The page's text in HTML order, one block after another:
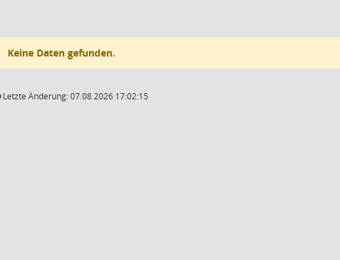
Keine Daten gefunden.
Letzte Änderung: 07.08.2026 17:02:15